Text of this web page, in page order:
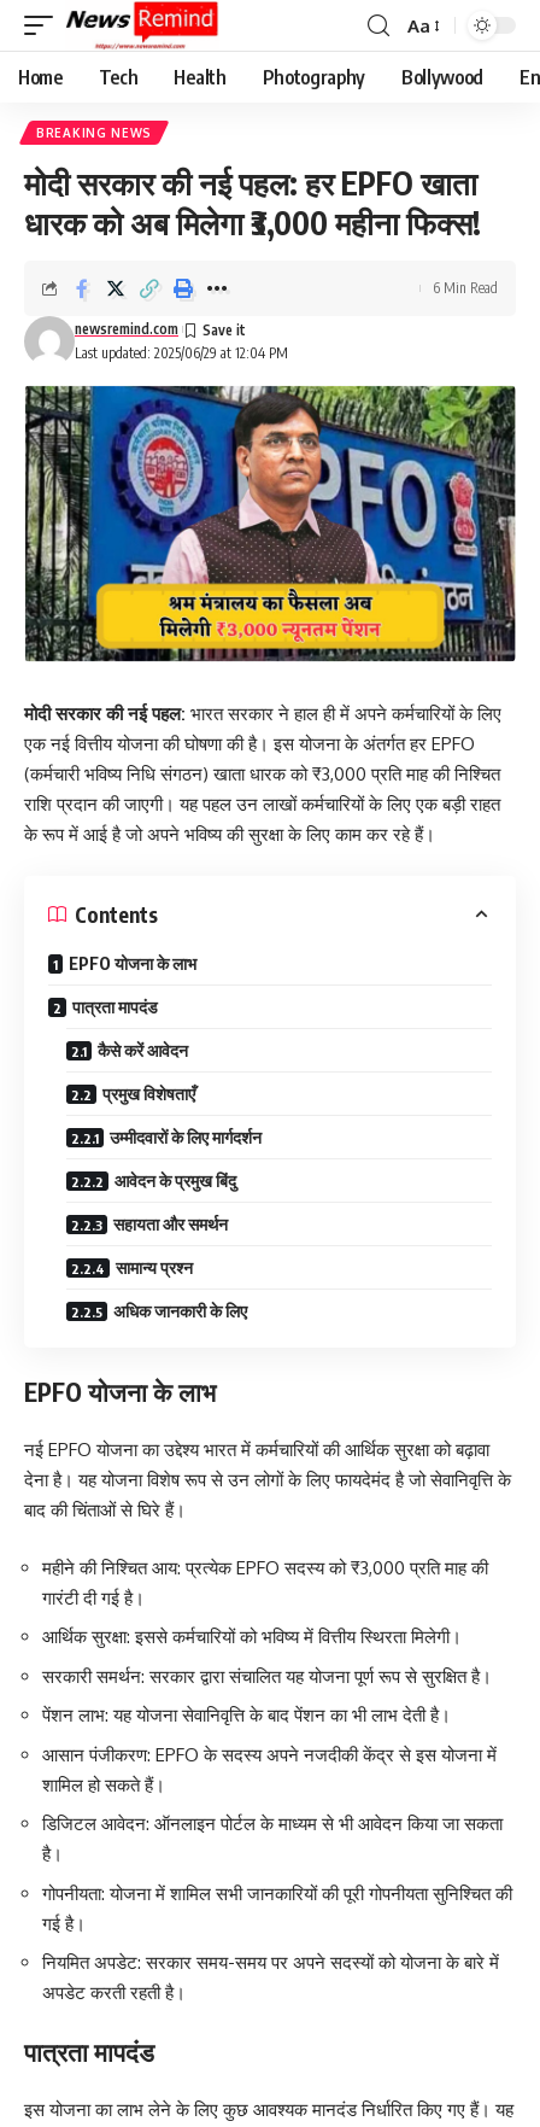
Font
Resizer
Aa
Home Tech Health Photography Bollywood
BREAKING NEWS
मोदी सरकार की नई पहल: हर EPFO खाता
धारक को अब मिलेगा ₹3,000 महीना फिक्स!
Last updated: 2025/06/29 at 12:04 PM
newsremind.com
6 Min Read
मोदी सरकार की नई पहल: भारत सरकार ने हाल ही में अपने कर्मचारियों के लिए
एक नई वित्तीय योजना की घोषणा की है। इस योजना के अंतर्गत हर EPFO
(कर्मचारी भविष्य निधि संगठन) खाता धारक को ₹3,000 प्रति माह की निश्चित
राशि प्रदान की जाएगी। यह पहल उन लाखों कर्मचारियों के लिए एक बड़ी राहत
के रूप में आई है जो अपने भविष्य की सुरक्षा के लिए काम कर रहे हैं।
Contents
EPFO योजना के लाभ
पात्रता मापदंड
कैसे करें आवेदन
प्रमुख विशेषताएँ
उम्मीदवारों के लिए मार्गदर्शन
आवेदन के प्रमुख बिंदु
सहायता और समर्थन
सामान्य प्रश्न
अधिक जानकारी के लिए
EPFO योजना के लाभ
नई EPFO योजना का उद्देश्य भारत में कर्मचारियों की आर्थिक सुरक्षा को बढ़ावा
देना है। यह योजना विशेष रूप से उन लोगों के लिए फायदेमंद है जो सेवानिवृत्ति के
बाद की चिंताओं से घिरे हैं।
महीने की निश्चित आय: प्रत्येक EPFO सदस्य को ₹3,000 प्रति माह की
गारंटी दी गई है।
आर्थिक सुरक्षा: इससे कर्मचारियों को भविष्य में वित्तीय स्थिरता मिलेगी।
सरकारी समर्थन: सरकार द्वारा संचालित यह योजना पूर्ण रूप से सुरक्षित है।
पेंशन लाभ: यह योजना सेवानिवृत्ति के बाद पेंशन का भी लाभ देती है।
आसान पंजीकरण: EPFO के सदस्य अपने नजदीकी केंद्र से इस योजना में
शामिल हो सकते हैं।
डिजिटल आवेदन: ऑनलाइन पोर्टल के माध्यम से भी आवेदन किया जा सकता
है।
गोपनीयता: योजना में शामिल सभी जानकारियों की पूरी गोपनीयता सुनिश्चित की
गई है।
नियमित अपडेट: सरकार समय-समय पर अपने सदस्यों को योजना के बारे में
अपडेट करती रहती है।
पात्रता मापदंड
इस योजना का लाभ लेने के लिए कुछ आवश्यक मानदंड निर्धारित किए गए हैं। यह